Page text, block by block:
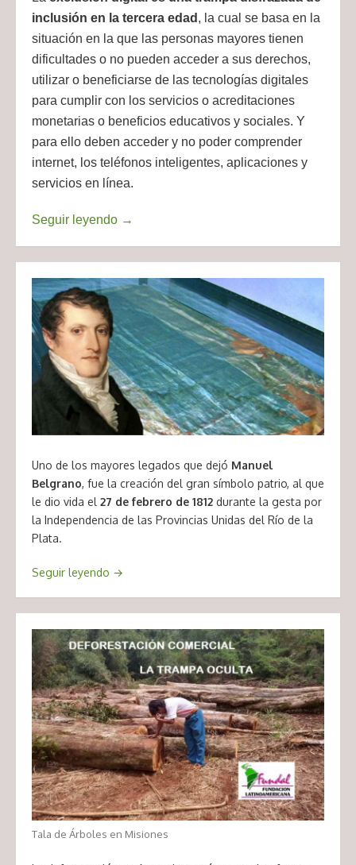
inclusión en la tercera edad , la cual se basa en la
situación en la que las personas mayores tienen
dificultades o no pueden acceder a sus derechos,
utilizar o beneficiarse de las tecnologías digitales
para cumplir con los servicios o acreditaciones
monetarias o beneficios educativos y sociales. Y
para ello deben acceder y no poder comprender
internet, los teléfonos inteligentes, aplicaciones y
servicios en línea.
Seguir leyendo →
Uno de los mayores legados que dejó Manuel
Belgrano, fue la creación del gran símbolo patrio, al que
le dio vida el 27 de febrero de 1812 durante la gesta por
la Independencia de las Provincias Unidas del Río de la
Plata.
Seguir leyendo →
Tala de Árboles en Misiones